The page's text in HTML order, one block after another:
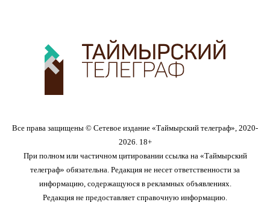
Все права защищены © Сетевое издание «Таймырский телеграф», 2020-
2026. 18+
При полном или частичном цитировании ссылка на «Таймырский
телеграф» обязательна. Редакция не несет ответственности за
информацию, содержащуюся в рекламных объявлениях.
Редакция не предоставляет справочную информацию.